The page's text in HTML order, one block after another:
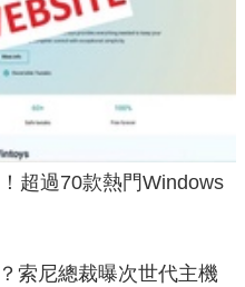
超過70款熱門Windows
索尼總裁曝次世代主機